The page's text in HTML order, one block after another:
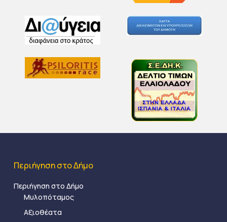
Περιήγηση στο Δήμο
Περιήγηση στο Δήμο
Μυλοπόταμος
Αξιοθέατα